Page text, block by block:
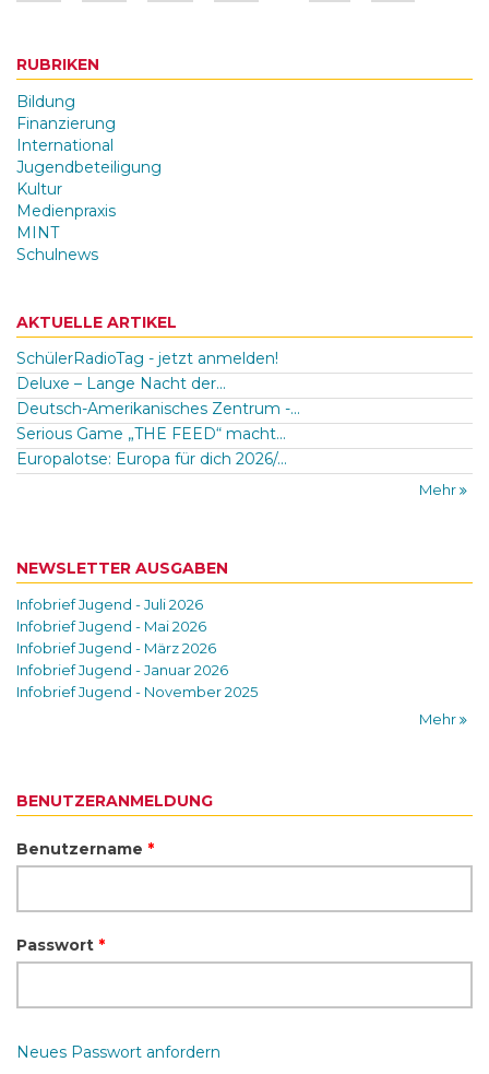
RUBRIKEN
Bildung
Finanzierung
International
Jugendbeteiligung
Kultur
Medienpraxis
MINT
Schulnews
AKTUELLE ARTIKEL
SchülerRadioTag - jetzt anmelden!
Deluxe – Lange Nacht der...
Deutsch-Amerikanisches Zentrum -...
Serious Game „THE FEED“ macht...
Europalotse: Europa für dich 2026/...
Mehr
NEWSLETTER AUSGABEN
Infobrief Jugend - Juli 2026
Infobrief Jugend - Mai 2026
Infobrief Jugend - März 2026
Infobrief Jugend - Januar 2026
Infobrief Jugend - November 2025
Mehr
BENUTZERANMELDUNG
Benutzername *
Passwort *
Neues Passwort anfordern